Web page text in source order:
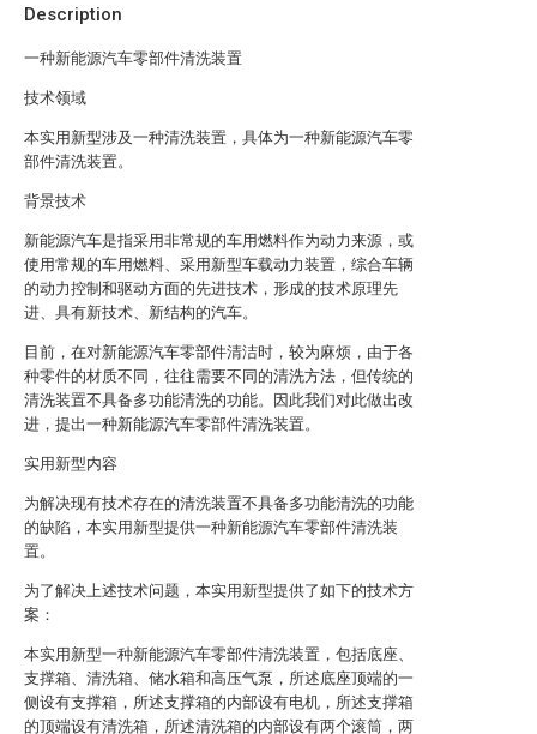
Description
一种新能源汽车零部件清洗装置
技术领域
本实用新型涉及一种清洗装置，具体为一种新能源汽车零
部件清洗装置。
背景技术
新能源汽车是指采用非常规的车用燃料作为动力来源，或
使用常规的车用燃料、采用新型车载动力装置，综合车辆
的动力控制和驱动方面的先进技术，形成的技术原理先
进、具有新技术、新结构的汽车。
目前，在对新能源汽车零部件清洁时，较为麻烦，由于各
种零件的材质不同，往往需要不同的清洗方法，但传统的
清洗装置不具备多功能清洗的功能。因此我们对此做出改
进，提出一种新能源汽车零部件清洗装置。
实用新型内容
为解决现有技术存在的清洗装置不具备多功能清洗的功能
的缺陷，本实用新型提供一种新能源汽车零部件清洗装
置。
为了解决上述技术问题，本实用新型提供了如下的技术方
案：
本实用新型一种新能源汽车零部件清洗装置，包括底座、
支撑箱、清洗箱、储水箱和高压气泵，所述底座顶端的一
侧设有支撑箱，所述支撑箱的内部设有电机，所述支撑箱
的顶端设有清洗箱，所述清洗箱的内部设有两个滚筒，两